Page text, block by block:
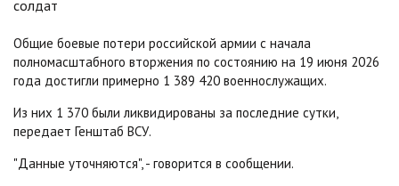
Общие боевые потери российской армии с начала
полномасштабного вторжения по состоянию на 19 июня 2026
года достигли примерно 1 389 420 военнослужащих.
Из них 1 370 были ликвидированы за последние сутки,
передает Генштаб ВСУ.
"Данные уточняются", - говорится в сообщении.